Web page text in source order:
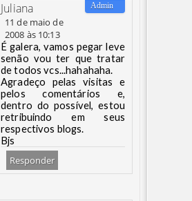
Juliana
11 de maio de
2008 às 10:13
É galera, vamos pegar leve
senão vou ter que tratar
de todos vcs...hahahaha.
Agradeço pelas visitas e
pelos comentários e,
dentro do possível, estou
retribuindo em seus
respectivos blogs.
Bjs
Responder